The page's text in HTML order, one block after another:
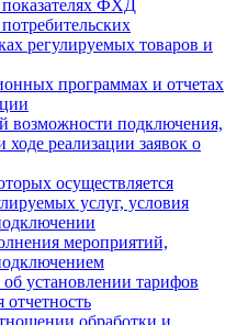
ФХД
регулируемых товаров и
программах и отчетах
возможности подключения,
ходе реализации заявок о
осуществляется
услуг, условия
мероприятий,
установлении тарифов
отчетность
обработки и